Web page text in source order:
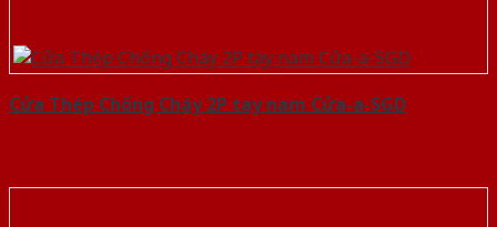
Cửa Thép Chống Cháy 2P tay nam Cửa-a-SGD